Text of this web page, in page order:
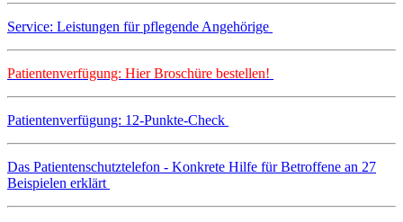
Service: Leistungen für pflegende Angehörige
Patientenverfügung: Hier Broschüre bestellen!
Patientenverfügung: 12-Punkte-Check
Das Patientenschutztelefon - Konkrete Hilfe für Betroffene an 27
Beispielen erklärt